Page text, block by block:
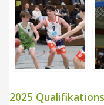
2025